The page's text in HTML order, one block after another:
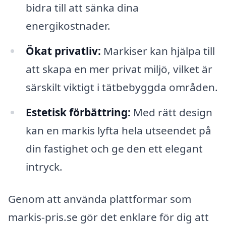
bidra till att sänka dina
energikostnader.
Ökat privatliv: Markiser kan hjälpa till
att skapa en mer privat miljö, vilket är
särskilt viktigt i tätbebyggda områden.
Estetisk förbättring: Med rätt design
kan en markis lyfta hela utseendet på
din fastighet och ge den ett elegant
intryck.
Genom att använda plattformar som
markis-pris.se gör det enklare för dig att